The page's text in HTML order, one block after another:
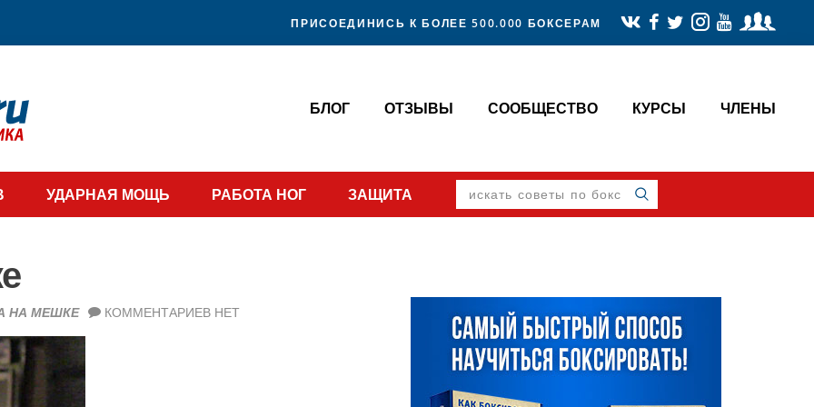
ПРИСОЕДИНИСЬ К БОЛЕЕ 500.000 БОКСЕРАМ
БЛОГ ОТЗЫВЫ СООБЩЕСТВО КУРСЫ ЧЛЕНЫ
УДАРНАЯ МОЩЬ РАБОТА НОГ ЗАЩИТА искать
советы
по
боксу
НА МЕШКЕ КОММЕНТАРИЕВ НЕТ
Sidebar